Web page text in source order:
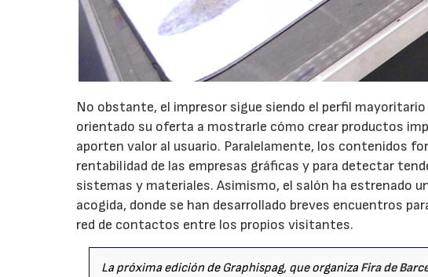
No obstante, el impresor sigue siendo el perfil
orientado su oferta a mostrarle cómo crear productos
aporten valor al usuario. Paralelamente, los contenidos
rentabilidad de las empresas gráficas y para detectar
sistemas y materiales. Asimismo, el salón ha estrenado
acogida, donde se han desarrollado breves encuentros
red de contactos entre los propios visitantes.
La próxima edición de Graphispag, que organizaFira de